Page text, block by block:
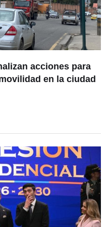
acciones para
en la ciudad